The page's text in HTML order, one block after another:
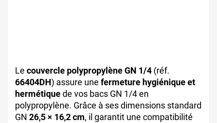
Le couvercle polypropylène GN 1/4 (réf.
66404DH) assure une fermeture hygiénique et
hermétiquede vos bacs GN 1/4 en
polypropylène. Grâce à ses dimensions standard
GN 26,5 × 16,2 cm, il garantit une compatibilité